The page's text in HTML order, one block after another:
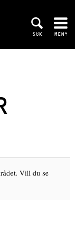
SÖK MENY
Vill du se